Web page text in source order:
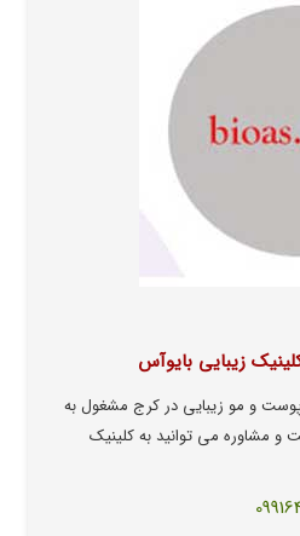
زیبایی بایوآس
و مو زیبایی در کرج مشغول به
و مشاوره می توانید به کلینیک